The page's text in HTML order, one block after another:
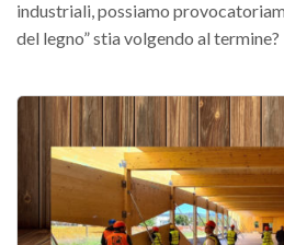
Simposii
Pagina Congressi
Premi SISEF
XV Congresso (Sassari 2026)
XIV Congresso (Padova 2024)
industriali, possiamo
del legno” stia volgendo al termine?